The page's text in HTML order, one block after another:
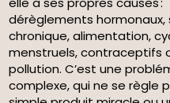
dérèglements hormonaux,
chronique, alimentation,
menstruels, contraceptifs
pollution. C’est une
complexe, qui ne se règle